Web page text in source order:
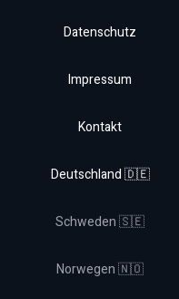
Datenschutz
Impressum
Kontakt
Deutschland 🇩🇪
Schweden 🇸🇪
Norwegen 🇳🇴